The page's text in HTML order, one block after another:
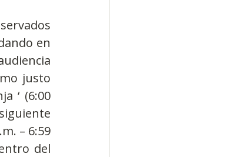
en
justo
‘ (6:00
– 6:59
del